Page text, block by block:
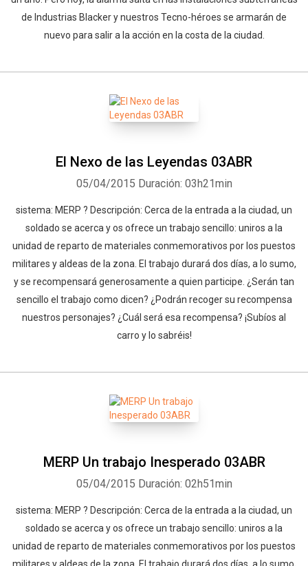
de Industrias Blacker y nuestros Tecno-héroes se armarán de
nuevo para salir a la acción en la costa de la ciudad.
El Nexo de las Leyendas 03ABR
05/04/2015 Duración: 03h21min
sistema: MERP ? Descripción: Cerca de la entrada a la ciudad, un
soldado se acerca y os ofrece un trabajo sencillo: uniros a la
unidad de reparto de materiales conmemorativos por los puestos
militares y aldeas de la zona. El trabajo durará dos días, a lo sumo,
y se recompensará generosamente a quien participe. ¿Serán tan
sencillo el trabajo como dicen? ¿Podrán recoger su recompensa
nuestros personajes? ¿Cuál será esa recompensa? ¡Subíos al
carro y lo sabréis!
MERP Un trabajo Inesperado 03ABR
05/04/2015 Duración: 02h51min
sistema: MERP ? Descripción: Cerca de la entrada a la ciudad, un
soldado se acerca y os ofrece un trabajo sencillo: uniros a la
unidad de reparto de materiales conmemorativos por los puestos